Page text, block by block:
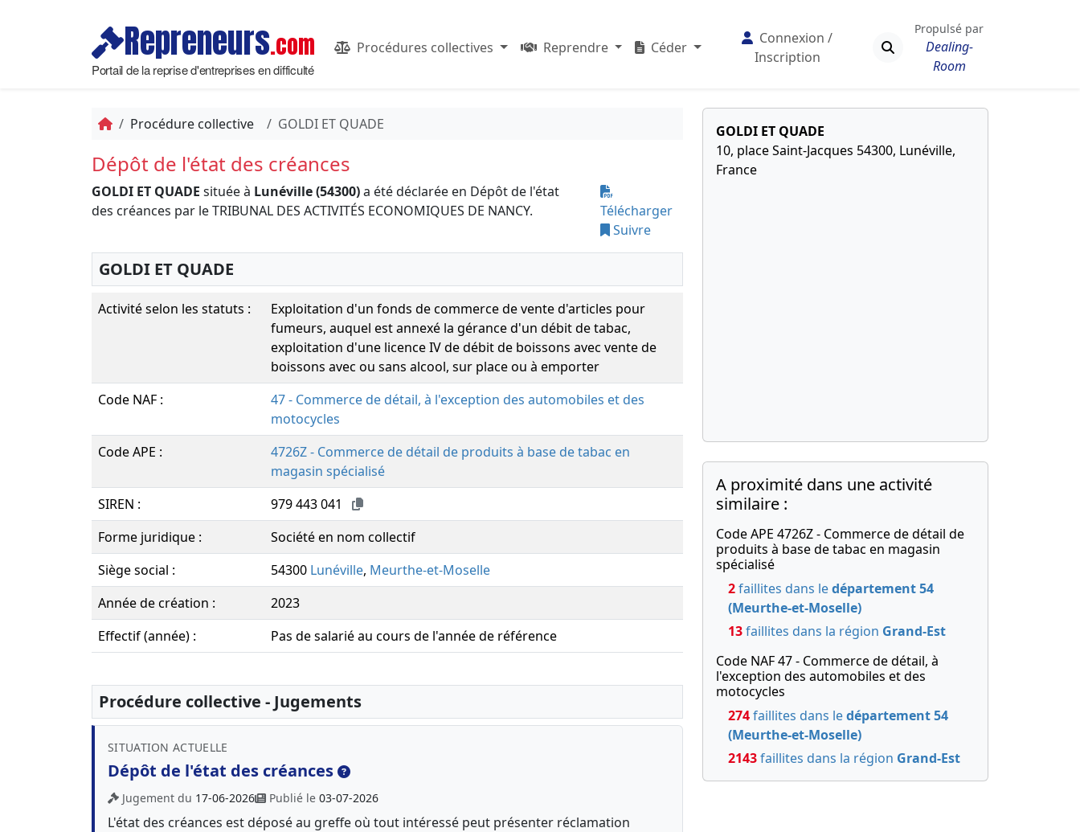
Repreneurs.com
Portail de la reprise d'entreprises en difficulté
Procédures collectives Reprendre Céder
Connexion /
Inscription
Propulsé par
Dealing-
Room
Procédure collective GOLDI ET QUADE
Dépôt de l'état des créances
GOLDI ET QUADE située à Lunéville (54300)a été déclarée en Dépôt de l'état
des créances par le TRIBUNAL DES ACTIVITÉS ECONOMIQUES DE NANCY.
Télécharger
Suivre
GOLDI ET QUADE
Activité selon les statuts :
Exploitation d'un fonds de commerce de vente d'articles pour
fumeurs, auquel est annexé la gérance d'un débit de tabac,
exploitation d'une licence IV de débit de boissons avec vente de
boissons avec ou sans alcool, sur place ou à emporter
Code NAF :
47 - Commerce de détail, à l'exception des automobiles et des
motocycles
Code APE :
4726Z - Commerce de détail de produits à base de tabac en
magasin spécialisé
SIREN :
979 443 041
Forme juridique :
Société en nom collectif
Siège social :
54300 Lunéville, Meurthe-et-Moselle
Année de création :
2023
Effectif (année) :
Pas de salarié au cours de l'année de référence
Procédure collective - Jugements
SITUATION ACTUELLE
Dépôt de l'état des créances
Jugement du 17-06-2026 Publié le 03-07-2026
L'état des créances est déposé au greffe où tout intéressé peut présenter réclamation
GOLDI ET QUADE
10, place Saint-Jacques 54300, Lunéville,
France
A proximité dans une activité
similaire :
Code APE 4726Z - Commerce de détail de
produits à base de tabac en magasin
spécialisé
2faillites dans ledépartement 54
(Meurthe-et-Moselle)
13faillites dans la région Grand-Est
Code NAF 47 - Commerce de détail, à
l'exception des automobiles et des
motocycles
274faillites dans ledépartement 54
(Meurthe-et-Moselle)
2143faillites dans la région Grand-Est